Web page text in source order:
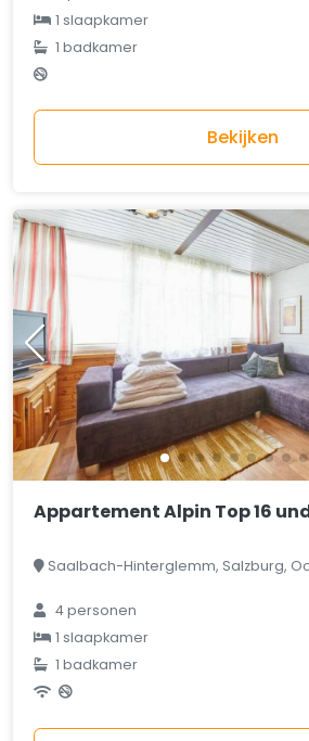
1 slaapkamer
1 badkamer
Bekijken
Appartement Alpin Top 16 und
Saalbach-Hinterglemm, Salzburg,
4 personen
1 slaapkamer
1 badkamer